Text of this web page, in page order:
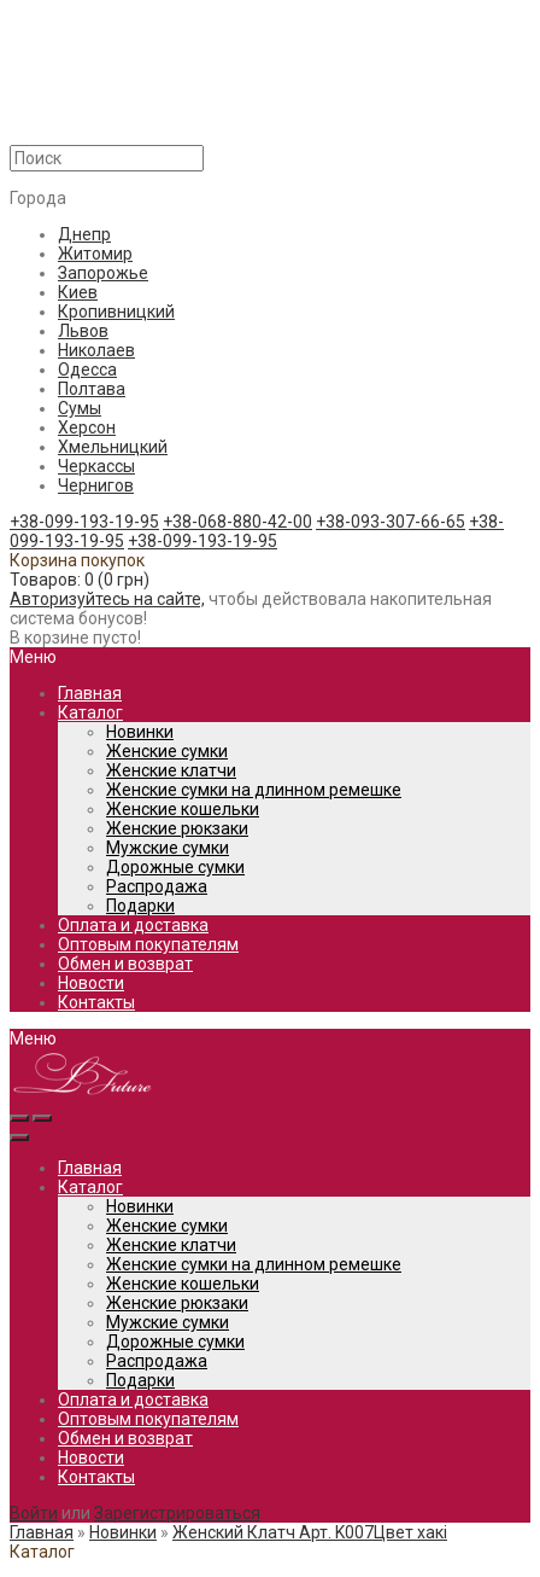
Города
Днепр
Житомир
Запорожье
Киев
Кропивницкий
Львов
Николаев
Одесса
Полтава
Сумы
Херсон
Хмельницкий
Черкассы
Чернигов
+38-099-193-19-95 +38-068-880-42-00 +38-093-307-66-65 +38-
099-193-19-95 +38-099-193-19-95
Корзина покупок
Товаров: 0 (0 грн)
Авторизуйтесь на сайте, чтобы действовала накопительная
система бонусов!
В корзине пусто!
Меню
Главная
Каталог
Новинки
Женские сумки
Женские клатчи
Женские сумки на длинном ремешке
Женские кошельки
Женские рюкзаки
Мужские сумки
Дорожные сумки
Распродажа
Подарки
Оплата и доставка
Оптовым покупателям
Обмен и возврат
Новости
Контакты
Меню
Главная
Каталог
Новинки
Женские сумки
Женские клатчи
Женские сумки на длинном ремешке
Женские кошельки
Женские рюкзаки
Мужские сумки
Дорожные сумки
Распродажа
Подарки
Оплата и доставка
Оптовым покупателям
Обмен и возврат
Новости
Контакты
Войти или Зарегистрироваться
Главная » Новинки » Женский Клатч Арт. K007Цвет хакі
Каталог